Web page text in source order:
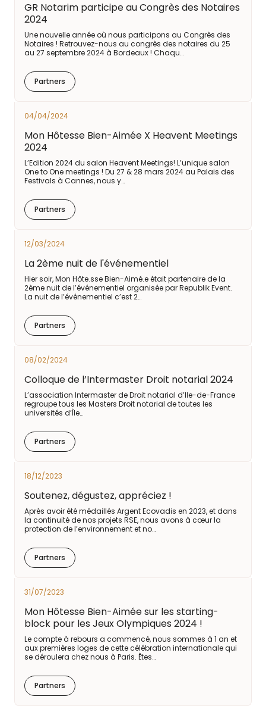
GR Notarim participe au Congrès des Notaires
2024
Une nouvelle année où nous participons au Congrès des
Notaires ! Retrouvez-nous au congrès des notaires du 25
au 27 septembre 2024 à Bordeaux ! Chaqu…
Partners
04/04/2024
Mon Hôtesse Bien-Aimée X Heavent Meetings
2024
L’Edition 2024 du salon Heavent Meetings! L’unique salon
One to One meetings ! Du 27 & 28 mars 2024 au Palais des
Festivals à Cannes, nous y…
Partners
12/03/2024
La 2ème nuit de l'événementiel
Hier soir, Mon Hôte.sse Bien-Aimé.e était partenaire de la
2ème nuit de l’événementiel organisée par Republik Event.
La nuit de l’événementiel c’est 2…
Partners
08/02/2024
Colloque de l’Intermaster Droit notarial 2024
L’association Intermaster de Droit notarial d’Ile-de-France
regroupe tous les Masters Droit notarial de toutes les
universités d’Île…
Partners
18/12/2023
Soutenez, dégustez, appréciez !
Après avoir été médaillés Argent Ecovadis en 2023, et dans
la continuité de nos projets RSE, nous avons à cœur la
protection de l’environnement et no…
Partners
31/07/2023
Mon Hôtesse Bien-Aimée sur les starting-
block pour les Jeux Olympiques 2024 !
Le compte à rebours a commencé, nous sommes à 1 an et
aux premières loges de cette célébration internationale qui
se déroulera chez nous à Paris. Êtes…
Partners